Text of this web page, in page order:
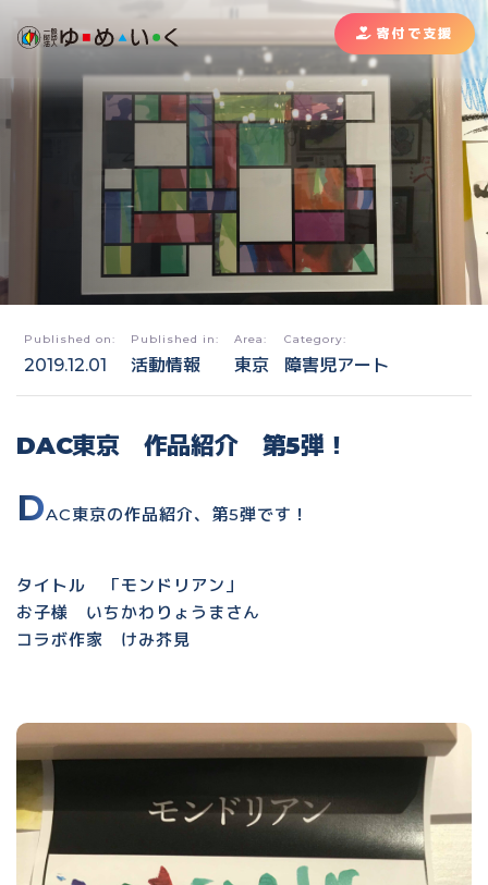
寄付で支援
Published on:
2019.12.01
Published in:
活動情報
Area:
東京
Category:
障害児アート
DAC東京 作品紹介 第5弾！
DAC東京の作品紹介、第5弾です！
タイトル 「モンドリアン」
お子様 いちかわりょうまさん
コラボ作家 けみ芥見